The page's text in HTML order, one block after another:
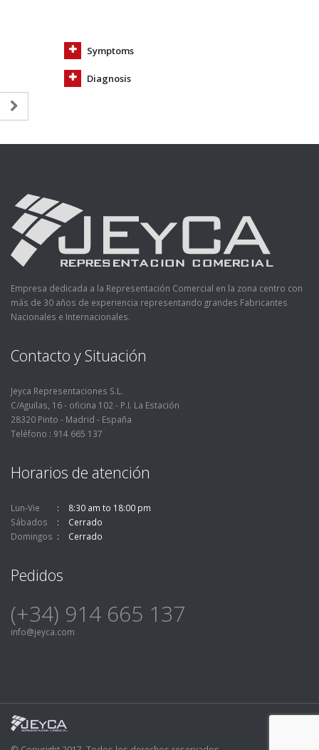
Symptoms
Diagnosis
Empresa dedicada a la Representación Comercial en la zona centro con
más de 30 años de experiencia representando grandes Fabricantes
Nacionales e Internacionales.
Contacto y Situación
Jeyca Representaciones S.L.
C/Aguilas, 16 - oficina 102 - P.I. La Estación
28320 Pinto - Madrid - España
Teléfono : 914 665 137
Horarios de atención
Lun-Vie
8:30 am to 18:00 pm
Sábados
Cerrado
Domingos
Cerrado
Pedidos
(+34) 914 665 137
info@jeyca.com